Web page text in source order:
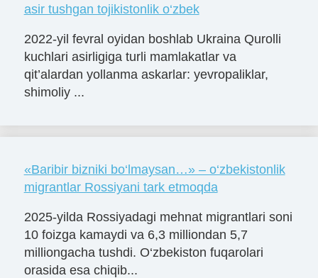
asir tushgan tojikistonlik o‘zbek
2022-yil fevral oyidan boshlab Ukraina Qurolli
kuchlari asirligiga turli mamlakatlar va
qit’alardan yollanma askarlar: yevropaliklar,
shimoliy ...
«Baribir bizniki bo‘lmaysan…» – o‘zbekistonlik
migrantlar Rossiyani tark etmoqda
2025-yilda Rossiyadagi mehnat migrantlari soni
10 foizga kamaydi va 6,3 milliondan 5,7
milliongacha tushdi. O‘zbekiston fuqarolari
orasida esa chiqib...